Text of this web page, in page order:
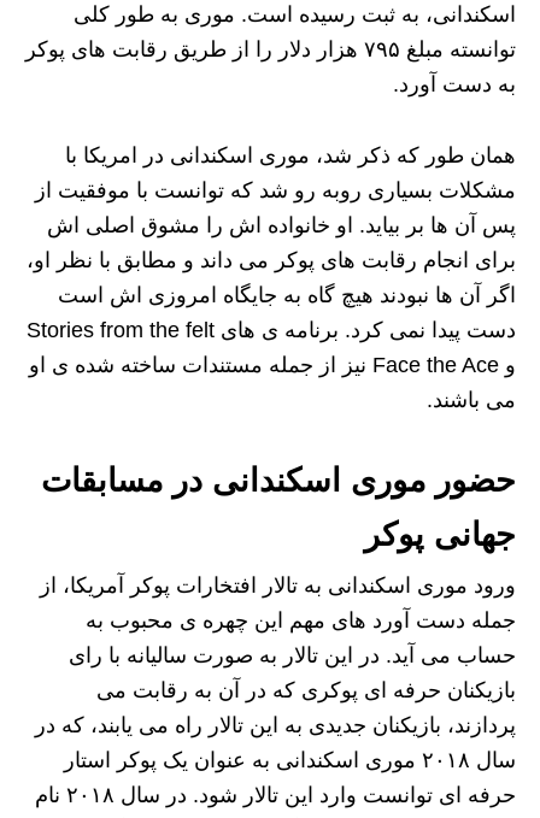
اسکندانی، به ثبت رسیده است. موری به طور کلی
توانسته مبلغ ۷۹۵ هزار دلار را از طریق رقابت های پوکر
به دست آورد.
همان طور که ذکر شد، موری اسکندانی در امریکا با
مشکلات بسیاری روبه رو شد که توانست با موفقیت از
پس آن ها بر بیاید. او خانواده اش را مشوق اصلی اش
برای انجام رقابت های پوکر می داند و مطابق با نظر او،
اگر آن ها نبودند هیچ گاه به جایگاه امروزی اش است
دست پیدا نمی کرد. برنامه ی های Stories from the felt
و Face the Ace نیز از جمله مستندات ساخته شده ی او
می باشند.
حضور موری اسکندانی در مسابقات
جهانی پوکر
ورود موری اسکندانی به تالار افتخارات پوکر آمریکا، از
جمله دست آورد های مهم این چهره ی محبوب به
حساب می آید. در این تالار به صورت سالیانه با رای
بازیکنان حرفه ای پوکری که در آن به رقابت می
پردازند، بازیکنان جدیدی به این تالار راه می یابند، که در
سال ۲۰۱۸ موری اسکندانی به عنوان یک پوکر استار
حرفه ای توانست وارد این تالار شود. در سال ۲۰۱۸ نام